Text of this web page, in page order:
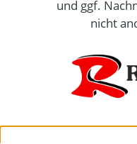
und ggf.
nicht